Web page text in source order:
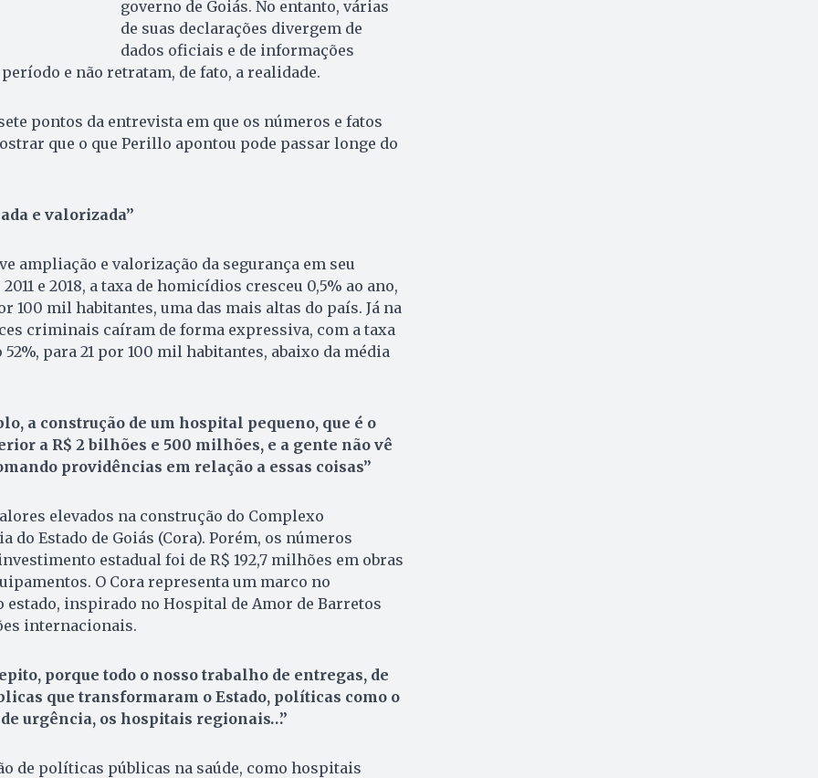
governo de Goiás. No entanto, várias
de suas declarações divergem de
dados oficiais e de informações
e não retratam, de fato, a realidade.
pontos da entrevista em que os números e fatos
que o que Perillo apontou pode passar longe do
e valorizada”
ampliação e valorização da segurança em seu
e 2018, a taxa de homicídios cresceu 0,5% ao ano,
100 mil habitantes, uma das mais altas do país. Já na
criminais caíram de forma expressiva, com a taxa
para 21 por 100 mil habitantes, abaixo da média
a construção de um hospital pequeno, que é o
a R$ 2 bilhões e 500 milhões, e a gente não vê
providências em relação a essas coisas”
elevados na construção do Complexo
do Estado de Goiás (Cora). Porém, os números
estadual foi de R$ 192,7 milhões em obras
O Cora representa um marco no
estado, inspirado no Hospital de Amor de Barretos
internacionais.
porque todo o nosso trabalho de entregas, de
que transformaram o Estado, políticas como o
urgência, os hospitais regionais…”
de políticas públicas na saúde, como hospitais